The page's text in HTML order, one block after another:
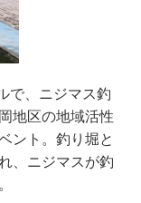
で、ニジマス釣
地区の地域活性
ント。釣り堀と
、ニジマスが釣